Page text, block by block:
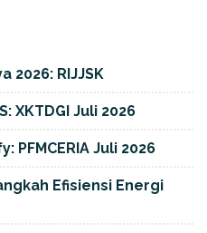
2026: RIJJSK
XKTDGI Juli 2026
PFMCERIA Juli 2026
Efisiensi Energi